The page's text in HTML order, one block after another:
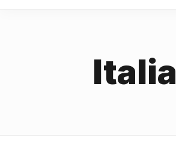
Italia